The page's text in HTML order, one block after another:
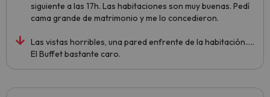
siguiente a las 17h. Las habitaciones son muy buenas. Pedí
cama grande de matrimonio y me lo concedieron.
Las vistas horribles, una pared enfrente de la habitación…..
El Buffet bastante caro.